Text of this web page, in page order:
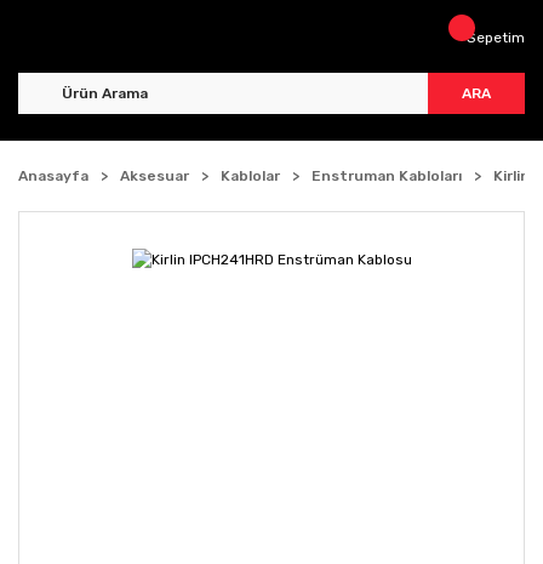
ARA
Sepetim
Anasayfa Aksesuar Kablolar Enstruman Kabloları Kirlin